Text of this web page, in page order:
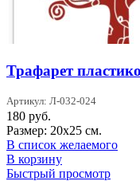
Трафарет
Артикул: Л-032-024
180 руб.
Размер: 20х25 см.
В список желаемого
В корзину
Быстрый просмотр